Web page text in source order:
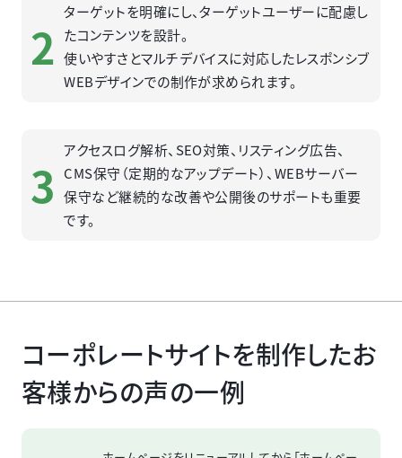
2
ターゲットを明確にし、ターゲットユーザーに配慮し
たコンテンツを設計。
使いやすさとマルチデバイスに対応したレスポンシブ
WEBデザインでの制作が求められます。
3
アクセスログ解析、SEO対策、リスティング広告、
CMS保守（定期的なアップデート）、WEBサーバー
保守など継続的な改善や公開後のサポートも重要
です。
コーポレートサイトを制作したお
客様からの声の一例